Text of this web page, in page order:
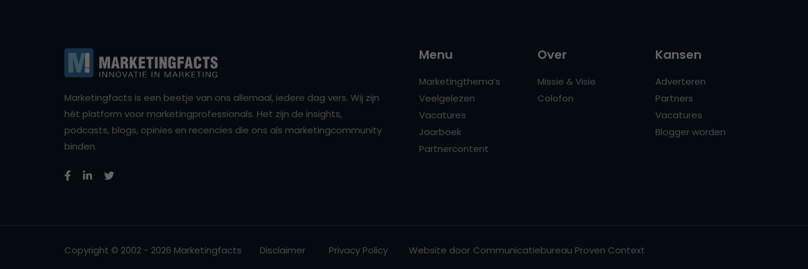
Marketingfacts is een beetje van ons allemaal, iedere dag vers. Wij zijn
hét platform voor marketingprofessionals. Het zijn de insights,
podcasts, blogs, opinies en recencies die ons als marketingcommunity
binden.
Menu
Marketingthema’s
Veelgelezen
Vacatures
Jaarboek
Partnercontent
Over
Missie & Visie
Colofon
Kansen
Adverteren
Partners
Vacatures
Blogger worden
Copyright © 2002 - 2026 Marketingfacts Disclaimer Privacy Policy Website door Communicatiebureau Proven Context